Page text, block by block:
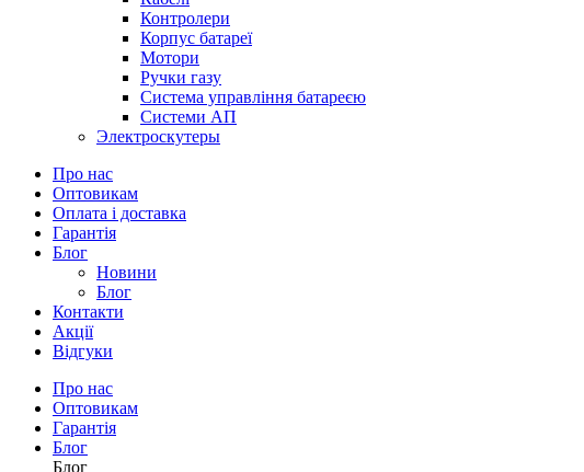
Контролери
Корпус батареї
Мотори
Ручки газу
Система управління батареєю
Системи АП
Электроскутеры
Про нас
Оптовикам
Оплата і доставка
Гарантія
Блог
Новини
Блог
Контакти
Акції
Відгуки
Про нас
Оптовикам
Гарантія
Блог
Блог